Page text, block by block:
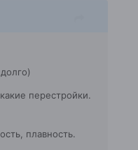
перестройки.
плавность.